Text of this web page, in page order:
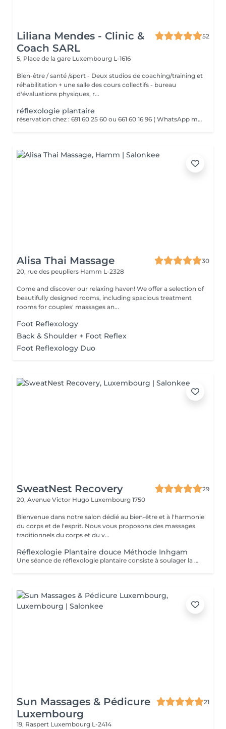
Liliana Mendes - Clinic &
Coach SARL
52
5, Place de la gare Luxembourg L-1616
Bien-être / santé /sport - Deux studios de coaching/training et
réhabilitation + une salle des cours collectifs - bureau
d'évaluations physiques, r...
réflexologie plantaire
réservation chez : 691 60 25 60 ou 661 60 16 96 ( WhatsApp msg ) La réflexologie plantaire est un massage des pieds basé sur le principe que chaque zone du pied correspond à un organe ou une partie du corps. Par des pressions ciblées sur ces points réflexes, elle vise à rééquilibrer l'organisme, favoriser la détente et stimuler les fonctions naturelles du corps.
Alisa Thai Massage
30
20, rue des peupliers Hamm L-2328
Come and discover our relaxing haven! We offer a selection of
beautifully designed rooms, including spacious treatment
rooms for couples' massages an...
Foot Reflexology
Back & Shoulder + Foot Reflex
Foot Reflexology Duo
SweatNest Recovery
29
20, Avenue Victor Hugo Luxembourg 1750
Bienvenue dans notre salon dédié au bien-être et à l'harmonie
du corps et de l'esprit. Nous vous proposons des massages
traditionnels du corps et du v...
Réflexologie Plantaire douce Méthode Inhgam
Une séance de réflexologie plantaire consiste à soulager la personne en traitant les déséquilibres du corps, grâce à des pressions manuelles exercées sur les zones dites "réflexes" des pieds. Elle réduit les manifestations du stress, libère les blocages, élimine les toxines de l'organisme, améliore la vitalité. Cette technique manuelle rééquilibre le corps et tente de normaliser tous les systèmes de l'organisme. Malgré les bienfaits de la réflexologie, il faut garder à l'esprit que cette discipline, comme toutes celles de médecine douce ne peuvent en aucun cas se substituer à un traitement ou à un avis médical. Cette technique ne peut pas être considérée non plus comme une méthode du diagnostic. La réflexologie plantaire est une méthode naturelle de relaxation et une réelle source de bien-être, à effet bénéfique pour la santé, tant physiquement que mentalement. La réflexologie est une méthode douce, naturelle et généralement bien tolérée, mais comme tout soin, elle présente certaines contre-indications à respecter pour garantir votre sécurité. Elle n'est pas recommandée en cas de phlébite ou de thrombose en cours, de fièvre ou d'infection aiguë, ainsi qu'en présence d'une inflammation importante, d'une blessure récente ou d'une intervention chirurgicale récente sur la zone concernée. La réflexologie est également à éviter chez les personnes souffrant d'épilepsie non stabilisée, de maladies cardiaques graves ou de cancers en phase aiguë sans l'avis d'un médecin. En début de grossesse (premier trimestre), la prudence est de mise : les soins peuvent être proposés avec des adaptations ou différés selon les cas. En cas de grossesse à risque ou de parcours médical complexe, un accord médical peut être demandé avant de commencer les séances.
Sun Massages & Pédicure
Luxembourg
21
19, Raspert Luxembourg L-2414